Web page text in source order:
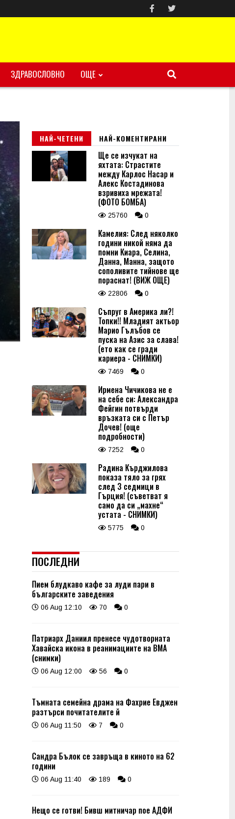
ЗДРАВОСЛОВНО ОЩЕ
НАЙ-ЧЕТЕНИ НАЙ-КОМЕНТИРАНИ
Ще се изчукат на
яхтата: Страстите
между Карлос Насар и
Алекс Костадинова
взривиха мрежата!
(ФОТО БОМБА)
25760 0
Камелия: След няколко
години никой няма да
помни Киара, Селина,
Данна, Манна, защото
сополивите тийнове ще
пораснат! (ВИЖ ОЩЕ)
22806 0
Съпруг в Америка ли?!
Топки!! Младият актьор
Марио Гълъбов се
пуска на Азис за слава!
(ето как се гради
кариера - СНИМКИ)
7469 0
Ирмена Чичикова не е
на себе си: Александра
Фейгин потвърди
връзката си с Петър
Дочев! (още
подробности)
7252 0
Радина Кърджилова
показа тяло за грях
след 3 седмици в
Гърция! (съветват я
само да си „махне“
устата - СНИМКИ)
5775 0
ПОСЛЕДНИ
Пием блудкаво кафе за луди пари в
българските заведения
06 Aug 12:10 70 0
Патриарх Даниил пренесе чудотворната
Хавайска икона в реанимациите на ВМА
(снимки)
06 Aug 12:00 56 0
Тъмната семейна драма на Фахрие Евджен
разтърси почитателите й
06 Aug 11:50 7 0
Сандра Бълок се завръща в киното на 62
години
06 Aug 11:40 189 0
Нещо се готви! Бивш митничар пое АДФИ